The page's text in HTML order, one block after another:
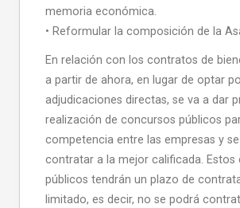
memoria económica.
• Reformular la composición de la
En relación con los contratos de
a partir de ahora, en lugar de optar
adjudicaciones directas, se va a dar
realización de concursos públicos
competencia entre las empresas y
contratar a la mejor calificada. Estos
públicos tendrán un plazo de
limitado, es decir, no se podrá